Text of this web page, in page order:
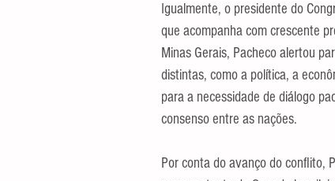
Igualmente, o presidente do
que acompanha com crescente
Minas Gerais, Pacheco alertou
distintas, como a política, a
para a necessidade de diálogo
consenso entre as nações.
Por conta do avanço do conflito,